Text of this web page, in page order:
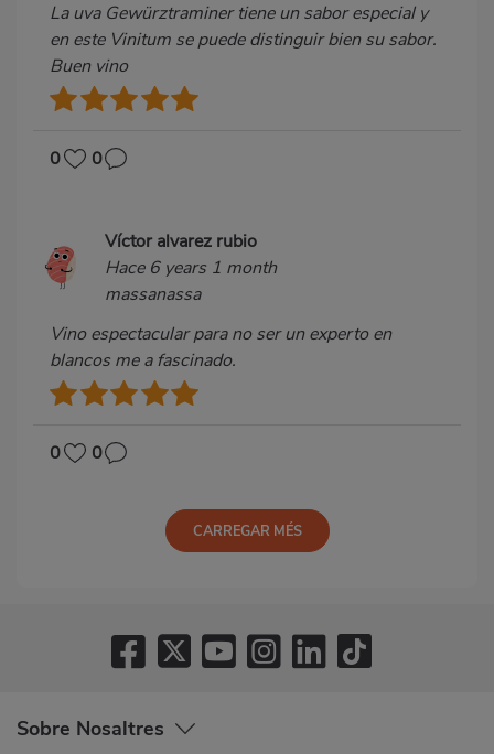
La uva Gewürztraminer tiene un sabor especial y
en este Vinitum se puede distinguir bien su sabor.
Buen vino
0 0
Víctor alvarez rubio
Hace 6 years 1 month
massanassa
Vino espectacular para no ser un experto en
blancos me a fascinado.
0 0
CARREGAR MÉS
Sobre Nosaltres